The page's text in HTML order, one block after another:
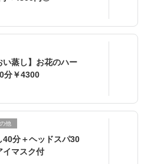
い蒸し】お花のハー
分￥4300
他
40分＋ヘッドスパ30
イマスク付